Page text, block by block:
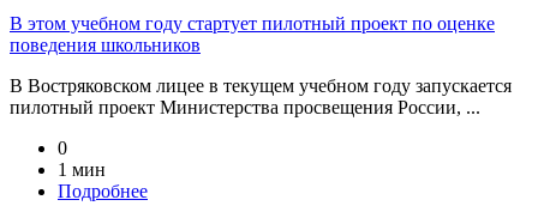
В этом учебном году стартует пилотный проект по оценке
поведения школьников
В Востряковском лицее в текущем учебном году запускается
пилотный проект Министерства просвещения России, ...
0
1 мин
Подробнее